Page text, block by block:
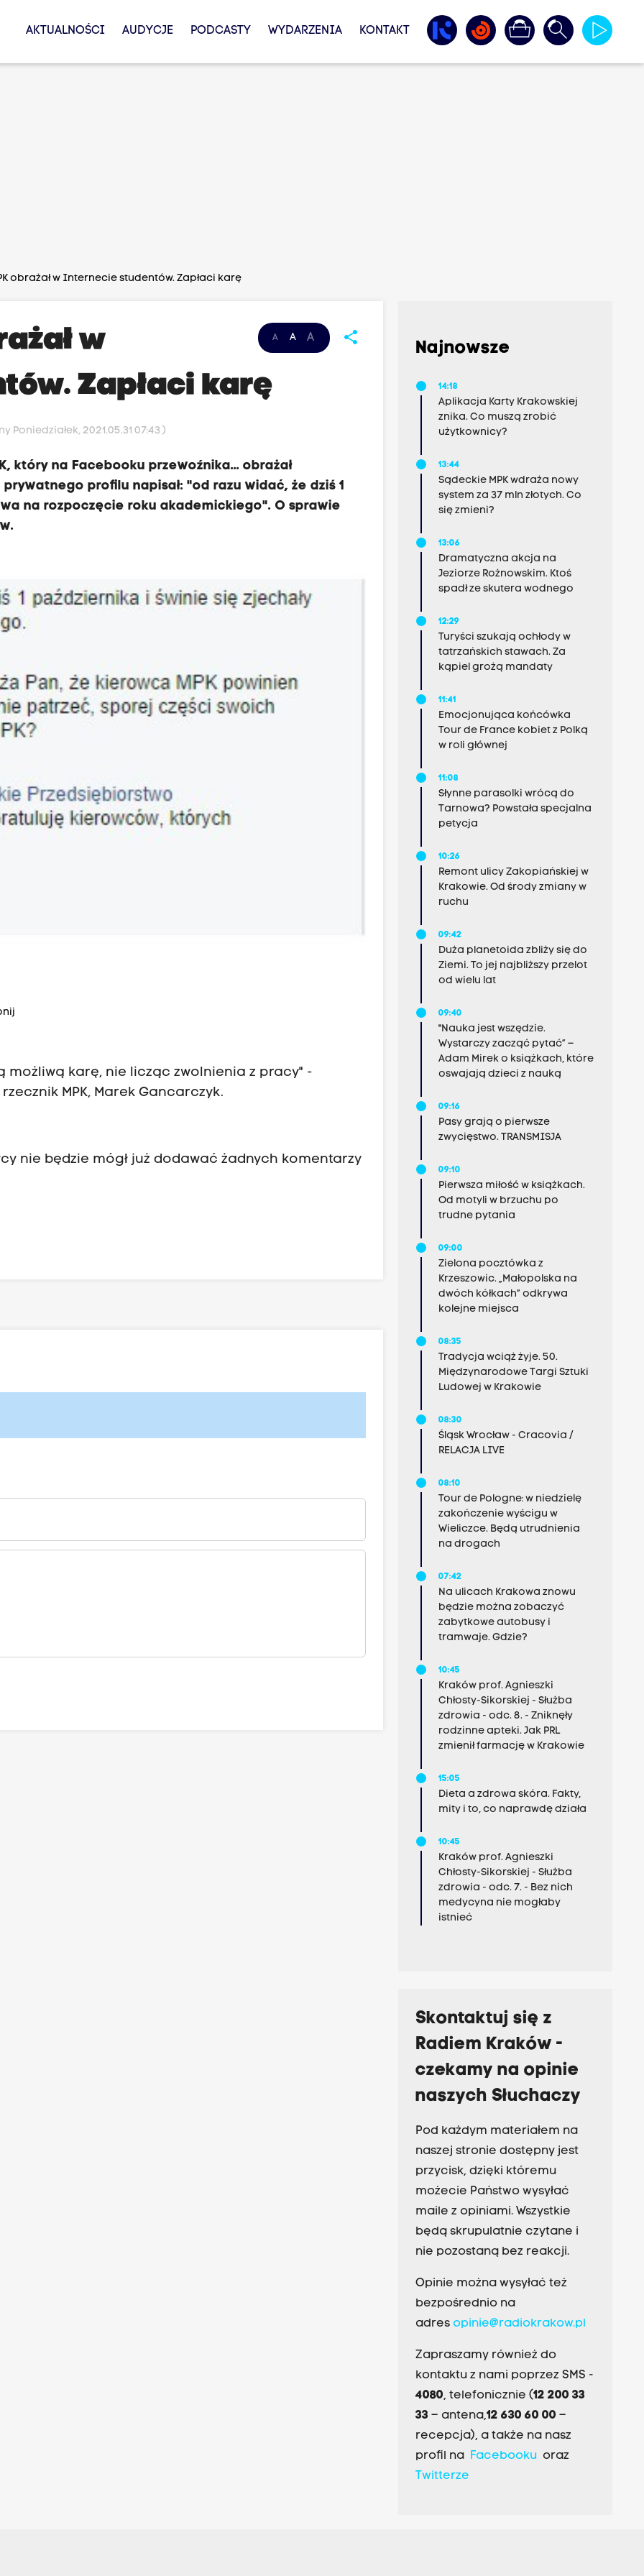
AKTUALNOŚCI AUDYCJE PODCASTY WYDARZENIA KONTAKT
obrażał w Internecie studentów. Zapłaci karę
A A A share
w
Zapłaci karę
Poniedziałek, 2021.05.31 07:43 )
który na Facebooku przewoźnika... obrażał
profilu napisał: "od razu widać, że dziś 1
na rozpoczęcie roku akademickiego". O sprawie
możliwą karę, nie licząc zwolnienia z pracy" -
MPK, Marek Gancarczyk.
nie będzie mógł już dodawać żadnych komentarzy
Najnowsze
14:18
Aplikacja Karty Krakowskiej
znika. Co muszą zrobić
użytkownicy?
13:44
Sądeckie MPK wdraża nowy
system za 37 mln złotych. Co
się zmieni?
13:06
Dramatyczna akcja na
Jeziorze Rożnowskim. Ktoś
spadł ze skutera wodnego
12:29
Turyści szukają ochłody w
tatrzańskich stawach. Za
kąpiel grożą mandaty
11:41
Emocjonująca końcówka
Tour de France kobiet z Polką
w roli głównej
11:08
Słynne parasolki wrócą do
Tarnowa? Powstała specjalna
petycja
10:26
Remont ulicy Zakopiańskiej w
Krakowie. Od środy zmiany w
ruchu
09:42
Duża planetoida zbliży się do
Ziemi. To jej najbliższy przelot
od wielu lat
09:40
"Nauka jest wszędzie.
Wystarczy zacząć pytać” –
Adam Mirek o książkach, które
oswajają dzieci z nauką
09:16
Pasy grają o pierwsze
zwycięstwo. TRANSMISJA
09:10
Pierwsza miłość w książkach.
Od motyli w brzuchu po
trudne pytania
09:00
Zielona pocztówka z
Krzeszowic. „Małopolska na
dwóch kółkach” odkrywa
kolejne miejsca
08:35
Tradycja wciąż żyje. 50.
Międzynarodowe Targi Sztuki
Ludowej w Krakowie
08:30
Śląsk Wrocław - Cracovia /
RELACJA LIVE
08:10
Tour de Pologne: w niedzielę
zakończenie wyścigu w
Wieliczce. Będą utrudnienia
na drogach
07:42
Na ulicach Krakowa znowu
będzie można zobaczyć
zabytkowe autobusy i
tramwaje. Gdzie?
10:45
Kraków prof. Agnieszki
Chłosty-Sikorskiej - Służba
zdrowia - odc. 8. - Zniknęły
rodzinne apteki. Jak PRL
zmienił farmację w Krakowie
15:05
Dieta a zdrowa skóra. Fakty,
mity i to, co naprawdę działa
10:45
Kraków prof. Agnieszki
Chłosty-Sikorskiej - Służba
zdrowia - odc. 7. - Bez nich
medycyna nie mogłaby
istnieć
Skontaktuj się z
Radiem Kraków -
czekamy na opinie
naszych Słuchaczy
Pod każdym materiałem na
naszej stronie dostępny jest
przycisk, dzięki któremu
możecie Państwo wysyłać
maile z opiniami. Wszystkie
będą skrupulatnie czytane i
nie pozostaną bez reakcji.
Opinie można wysyłać też
bezpośrednio na
adres opinie@radiokrakow.pl
Zapraszamy również do
kontaktu z nami poprzez SMS -
4080, telefonicznie (12 200 33
33– antena,12 630 60 00 –
recepcja), a także na nasz
profil na Facebookuoraz
Twitterze